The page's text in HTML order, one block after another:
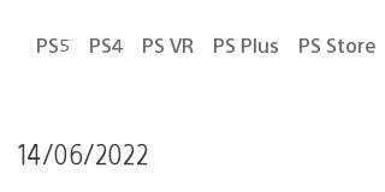
PS5 PS4 PS VR PS Plus PS Store
14/06/2022